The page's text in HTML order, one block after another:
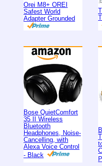
Orei M8+ OREI
Safest World
Adapter Grounded
Bose QuietComfort
35 II Wireless
Bluetooth
Headphones, Noise-
Cancelling, with
Alexa Voice Control
- Black